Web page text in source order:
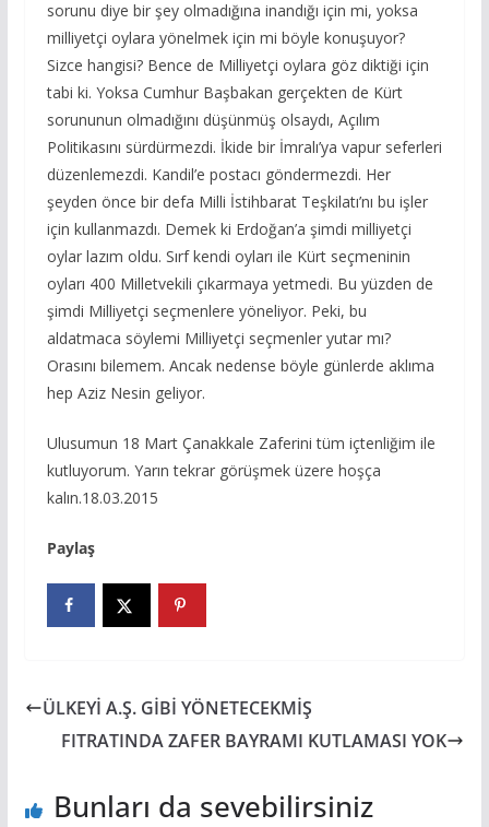
sorunu diye bir şey olmadığına inandığı için mi, yoksa
milliyetçi oylara yönelmek için mi böyle konuşuyor?
Sizce hangisi? Bence de Milliyetçi oylara göz diktiği için
tabi ki. Yoksa Cumhur Başbakan gerçekten de Kürt
sorununun olmadığını düşünmüş olsaydı, Açılım
Politikasını sürdürmezdi. İkide bir İmralı’ya vapur seferleri
düzenlemezdi. Kandil’e postacı göndermezdi. Her
şeyden önce bir defa Milli İstihbarat Teşkilatı’nı bu işler
için kullanmazdı. Demek ki Erdoğan’a şimdi milliyetçi
oylar lazım oldu. Sırf kendi oyları ile Kürt seçmeninin
oyları 400 Milletvekili çıkarmaya yetmedi. Bu yüzden de
şimdi Milliyetçi seçmenlere yöneliyor. Peki, bu
aldatmaca söylemi Milliyetçi seçmenler yutar mı?
Orasını bilemem. Ancak nedense böyle günlerde aklıma
hep Aziz Nesin geliyor.
Ulusumun 18 Mart Çanakkale Zaferini tüm içtenliğim ile
kutluyorum. Yarın tekrar görüşmek üzere hoşça
kalın.18.03.2015
Paylaş
ÜLKEYİ A.Ş. GİBİ YÖNETECEKMİŞ
FITRATINDA ZAFER BAYRAMI KUTLAMASI YOK
Bunları da sevebilirsiniz